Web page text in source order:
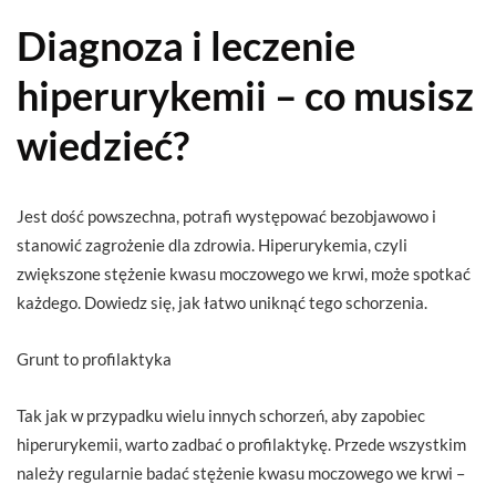
Diagnoza i leczenie
hiperurykemii – co musisz
wiedzieć?
Jest dość powszechna, potrafi występować bezobjawowo i
stanowić zagrożenie dla zdrowia. Hiperurykemia, czyli
zwiększone stężenie kwasu moczowego we krwi, może spotkać
każdego. Dowiedz się, jak łatwo uniknąć tego schorzenia.
Grunt to profilaktyka
Tak jak w przypadku wielu innych schorzeń, aby zapobiec
hiperurykemii, warto zadbać o profilaktykę. Przede wszystkim
należy regularnie badać stężenie kwasu moczowego we krwi –